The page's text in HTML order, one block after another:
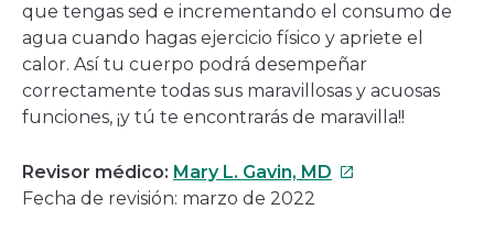
que tengas sed e incrementando el consumo de
agua cuando hagas ejercicio físico y apriete el
calor. Así tu cuerpo podrá desempeñar
correctamente todas sus maravillosas y acuosas
funciones, ¡y tú te encontrarás de maravilla!!
Revisor médico: Mary L. Gavin, MD Este
Fecha de revisión: marzo de 2022